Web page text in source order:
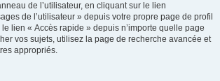
de l’utilisateur, en cliquant sur le lien
de l’utilisateur » depuis votre propre page de profil
lien « Accès rapide » depuis n’importe quelle page
vos sujets, utilisez la page de recherche avancée et
appropriés.